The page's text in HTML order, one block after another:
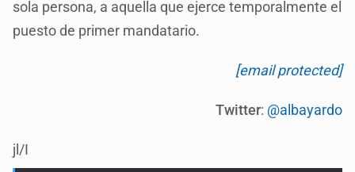
sola persona, a aquella que ejerce temporalmente el
puesto de primer mandatario.
[email protected]
Twitter: @albayardo
jl/I